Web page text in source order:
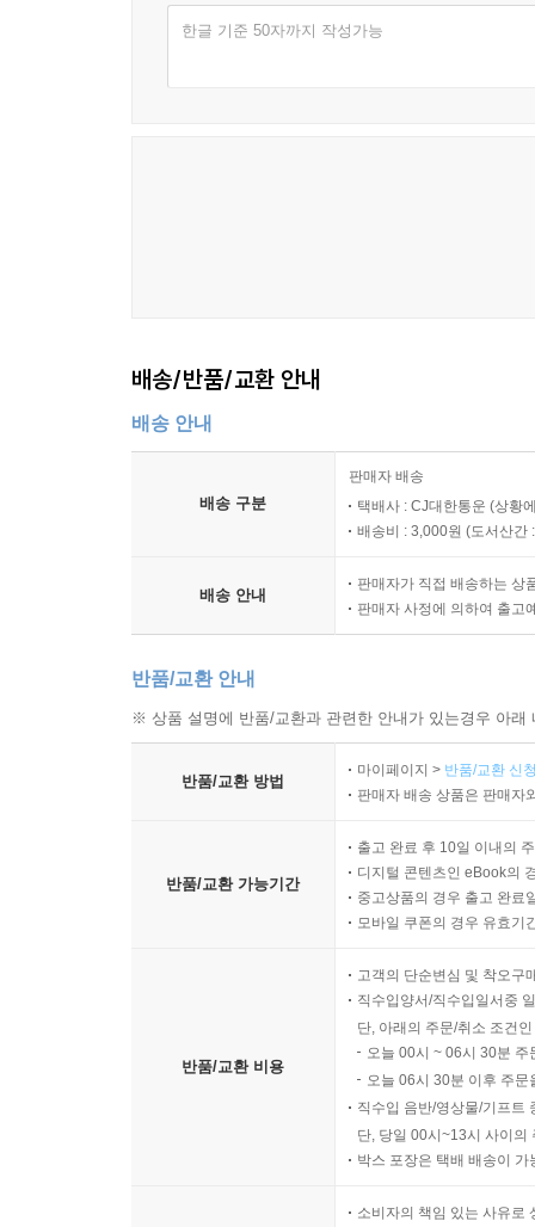
한글 기준 50자까지 작성가능
배송/반품/교환 안내
배송 안내
배송 구분
판매자 배송
택배사 : CJ대한통운 (상황
배송비 : 3,000원 (도서산간
배송 안내
판매자가 직접 배송하는 상
판매자 사정에 의하여 출고
반품/교환 안내
※ 상품 설명에 반품/교환과 관련한 안내가 있는경우 아
반품/교환 방법
마이페이지 > 반품/교환 신
판매자 배송 상품은 판매자
반품/교환 가능기간
출고 완료 후 10일 이내의
디지털 콘텐츠인 eBook의
중고상품의 경우 출고 완료
모바일 쿠폰의 경우 유효기
반품/교환 비용
고객의 단순변심 및 착오구
직수입양서/직수입일서중
단, 아래의 주문/취소 조건
오늘 00시 ~ 06시 30분
오늘 06시 30분 이후 주
직수입 음반/영상물/기프트
단, 당일 00시~13시 사이의
박스 포장은 택배 배송이
소비자의 책임 있는 사유로